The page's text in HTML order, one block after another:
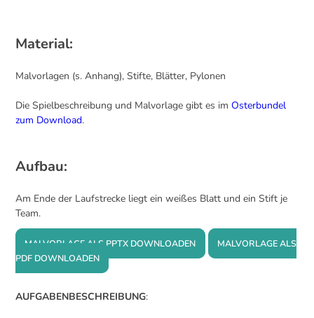
Material:
Malvorlagen (s. Anhang), Stifte, Blätter, Pylonen
Die Spielbeschreibung und Malvorlage gibt es imOsterbundel
zum Download.
Aufbau:
Am Ende der Laufstrecke liegt ein weißes Blatt und ein Stift je
Team.
MALVORLAGE ALS PPTX DOWNLOADEN
MALVORLAGE ALS
PDF DOWNLOADEN
AUFGABENBESCHREIBUNG: